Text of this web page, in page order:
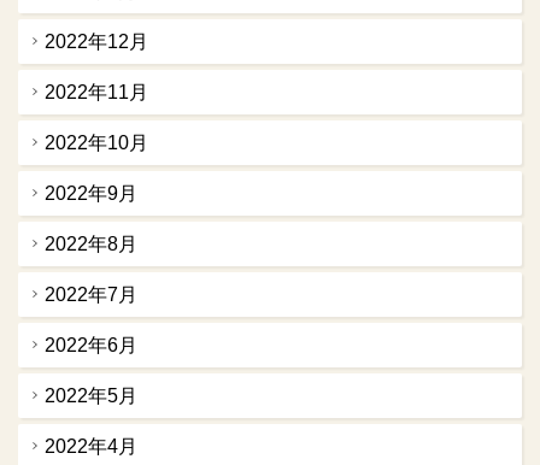
2022年12月
2022年11月
2022年10月
2022年9月
2022年8月
2022年7月
2022年6月
2022年5月
2022年4月